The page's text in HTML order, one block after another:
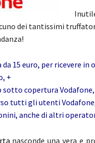
dei tantissimi
15 euro, per ricevere in
+
sotto copertura
tutti gli utenti
anche di altri
nasconde una vera e